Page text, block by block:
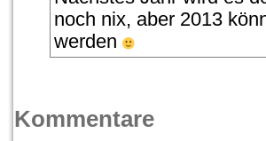
noch nix, aber 2013
werden
Kommentare